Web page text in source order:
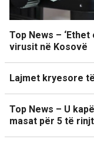
Top News –
virusit në Kosovë
Lajmet kryesore
Top News – U
masat për 5 të